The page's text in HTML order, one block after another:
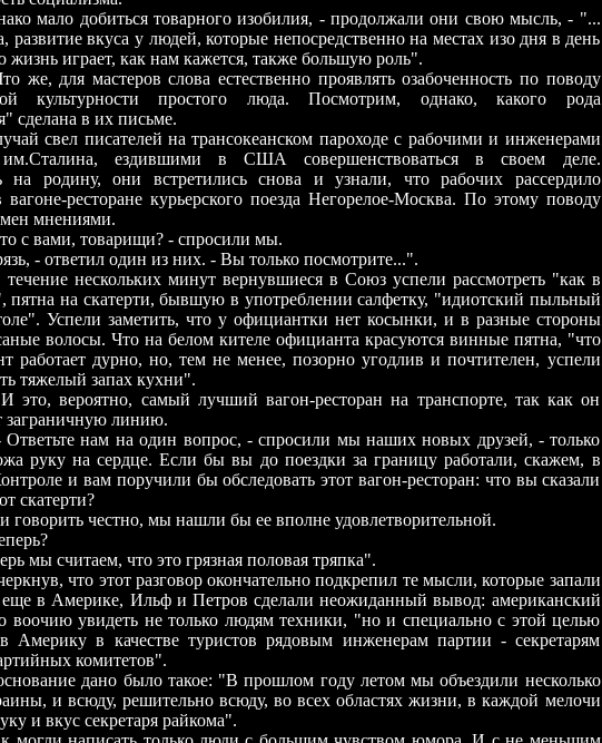
добиться товарного изобилия, - продолжали они свою мысль, - "...
развитие вкуса у людей, которые непосредственно на местах изо дня в день
жизнь играет, как нам кажется, также большую роль".
мастеров слова естественно проявлять озабоченность по поводу
культурности простого люда. Посмотрим, однако, какого рода
сделана в их письме.
писателей на трансокеанском пароходе с рабочими и инженерами
им.Сталина, ездившими в США совершенствоваться в своем деле.
на родину, они встретились снова и узнали, что рабочих рассердило
вагоне-ресторане курьерского поезда Негорелое-Москва. По этому поводу
мнениями.
товарищи? - спросили мы.
один из них. - Вы только посмотрите...".
нескольких минут вернувшиеся в Союз успели рассмотреть "как в
пятна на скатерти, бывшую в употреблении салфетку, "идиотский пыльный
Успели заметить, что у официантки нет косынки, и в разные стороны
волосы. Что на белом кителе официанта красуются винные пятна, "что
работает дурно, но, тем не менее, позорно угодлив и почтителен, успели
тяжелый запах кухни".
самый лучший вагон-ресторан на транспорте, так как он
заграничную линию.
нам на один вопрос, - спросили мы наших новых друзей, - только
руку на сердце. Если бы вы до поездки за границу работали, скажем, в
и вам поручили бы обследовать этот вагон-ресторан: что вы сказали
скатерти?
честно, мы нашли бы ее вполне удовлетворительной.
считаем, что это грязная половая тряпка".
что этот разговор окончательно подкрепил те мысли, которые запали
в Америке, Ильф и Петров сделали неожиданный вывод: американский
воочию увидеть не только людям техники, "но и специально с этой целью
Америку в качестве туристов рядовым инженерам партии - секретарям
комитетов".
дано было такое: "В прошлом году летом мы объездили несколько
и всюду, решительно всюду, во всех областях жизни, в каждой мелочи
и вкус секретаря райкома".